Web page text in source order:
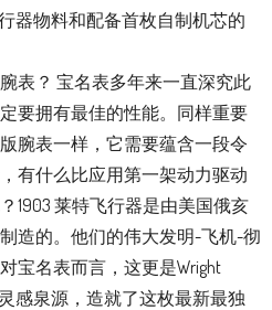
器物料和配备首枚自制机芯的
表？ 宝名表多年来一直深究此
要拥有最佳的性能。同样重要
腕表一样，它需要蕴含一段令
有什么比应用第一架动力驱动
1903 莱特飞行器是由美国俄亥
造的。他们的伟大发明-飞机-彻
宝名表而言，这更是Wright
感泉源，造就了这枚最新最独